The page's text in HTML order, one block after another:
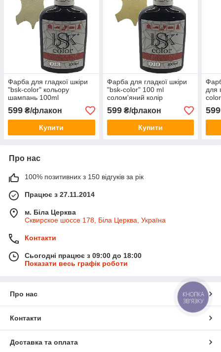
Фарба для гладкої шкіри
"bsk-color" кольору
шампань 100ml
599 ₴/флакон
Купити
Фарба для гладкої шкіри
"bsk-color" 100 ml
солом'яний колір
599₴/флакон
Купити
для
599
Про нас
100% позитивних з 150 відгуків за рік
Працює з 27.11.2014
м. Біла Церква
Сквирское шоссе 178, Біла Церква, Україна
Контакти
Сьогодні працює з 09:00 до 18:00
Показати весь графік роботи
Про нас
Контакти
Доставка та оплата
КНОПКА
ЗВ'ЯЗКУ